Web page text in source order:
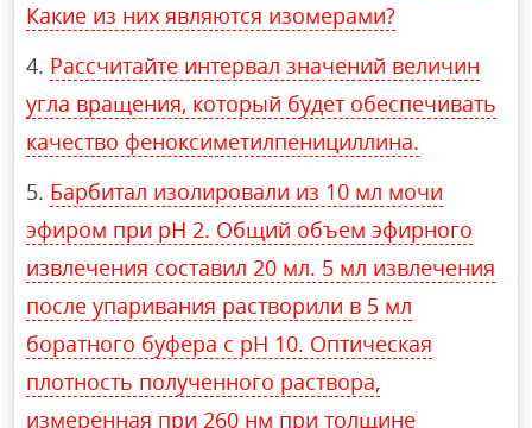
Какие из них являются изомерами?
Рассчитайте интервал значений величин
угла вращения, который будет обеспечивать
качество феноксиметилпенициллина.
Барбитал изолировали из 10 мл мочи
эфиром при рН 2. Общий объем эфирного
извлечения составил 20 мл. 5 мл извлечения
после упаривания растворили в 5 мл
боратного буфера с рН 10. Оптическая
плотность полученного раствора,
измеренная при 260 нм при толщине